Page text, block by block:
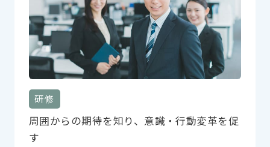
研修
周囲からの期待を知り、意識・行動変革を促
す